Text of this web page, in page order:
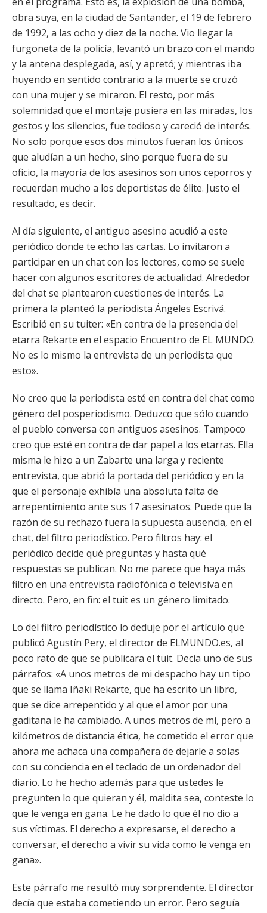
obra suya, en la ciudad de Santander, el 19 de febrero
de 1992, a las ocho y diez de la noche. Vio llegar la
furgoneta de la policía, levantó un brazo con el mando
y la antena desplegada, así, y apretó; y mientras iba
huyendo en sentido contrario a la muerte se cruzó
con una mujer y se miraron. El resto, por más
solemnidad que el montaje pusiera en las miradas, los
gestos y los silencios, fue tedioso y careció de interés.
No solo porque esos dos minutos fueran los únicos
que aludían a un hecho, sino porque fuera de su
oficio, la mayoría de los asesinos son unos ceporros y
recuerdan mucho a los deportistas de élite. Justo el
resultado, es decir.
Al día siguiente, el antiguo asesino acudió a este
periódico donde te echo las cartas. Lo invitaron a
participar en un chat con los lectores, como se suele
hacer con algunos escritores de actualidad. Alrededor
del chat se plantearon cuestiones de interés. La
primera la planteó la periodista Ángeles Escrivá.
Escribió en su tuiter: «En contra de la presencia del
etarra Rekarte en el espacio Encuentro de EL MUNDO.
No es lo mismo la entrevista de un periodista que
esto».
No creo que la periodista esté en contra del chat como
género del posperiodismo. Deduzco que sólo cuando
el pueblo conversa con antiguos asesinos. Tampoco
creo que esté en contra de dar papel a los etarras. Ella
misma le hizo a un Zabarte una larga y reciente
entrevista, que abrió la portada del periódico y en la
que el personaje exhibía una absoluta falta de
arrepentimiento ante sus 17 asesinatos. Puede que la
razón de su rechazo fuera la supuesta ausencia, en el
chat, del filtro periodístico. Pero filtros hay: el
periódico decide qué preguntas y hasta qué
respuestas se publican. No me parece que haya más
filtro en una entrevista radiofónica o televisiva en
directo. Pero, en fin: el tuit es un género limitado.
Lo del filtro periodístico lo deduje por el artículo que
publicó Agustín Pery, el director de ELMUNDO.es, al
poco rato de que se publicara el tuit. Decía uno de sus
párrafos: «A unos metros de mi despacho hay un tipo
que se llama Iñaki Rekarte, que ha escrito un libro,
que se dice arrepentido y al que el amor por una
gaditana le ha cambiado. A unos metros de mí, pero a
kilómetros de distancia ética, he cometido el error que
ahora me achaca una compañera de dejarle a solas
con su conciencia en el teclado de un ordenador del
diario. Lo he hecho además para que ustedes le
pregunten lo que quieran y él, maldita sea, conteste lo
que le venga en gana. Le he dado lo que él no dio a
sus víctimas. El derecho a expresarse, el derecho a
conversar, el derecho a vivir su vida como le venga en
gana».
Este párrafo me resultó muy sorprendente. El director
decía que estaba cometiendo un error. Pero seguía